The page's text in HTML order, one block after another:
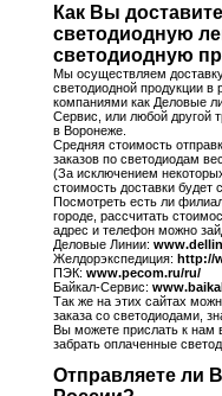
Как Вы
светодиодную
светодиодную
Мы осуществляем
светодиодной продукции
компаниями как Деловые
Сервис, или любой другой
в Воронеже.
Средняя стоимость
заказов по светодиодам
(За исключением
стоимость доставки будет
Посмотреть есть ли
городе, рассчитать
адрес и телефон можно
Деловые Линии:
Желдорэкспедиция: http://
ПЭК: www.pecom.ru/ru/
Байкал-Сервис:
Так же на этих сайтах
заказа со светодиодами,
Вы можете прислать к
забрать оплаченные
Отправляете ли